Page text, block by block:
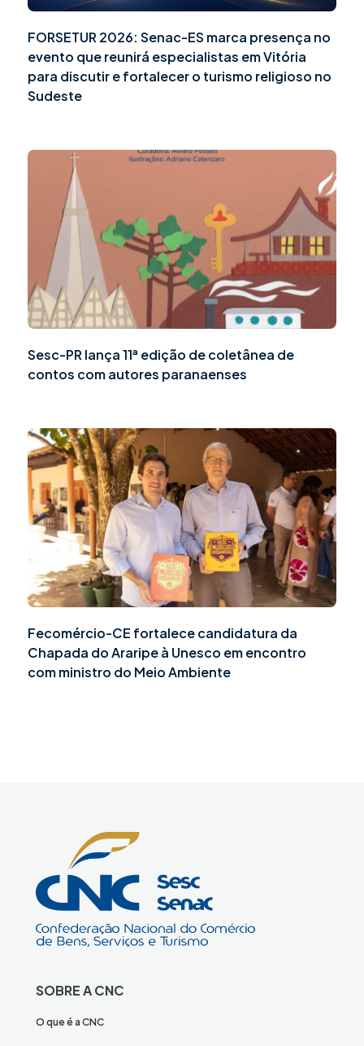
FORSETUR 2026: Senac-ES marca presença no
evento que reunirá especialistas em Vitória
para discutir e fortalecer o turismo religioso no
Sudeste
Sesc-PR lança 11ª edição de coletânea de
contos com autores paranaenses
Fecomércio-CE fortalece candidatura da
Chapada do Araripe à Unesco em encontro
com ministro do Meio Ambiente
SOBRE A CNC
O que é a CNC